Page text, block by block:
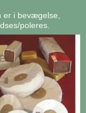
er i bevægelse,
poleres.